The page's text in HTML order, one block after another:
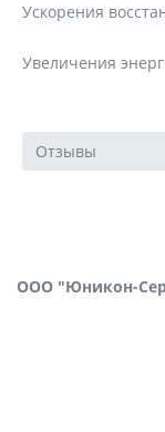
Ускорения
Увеличения
Отзывы
ООО "Юникон-